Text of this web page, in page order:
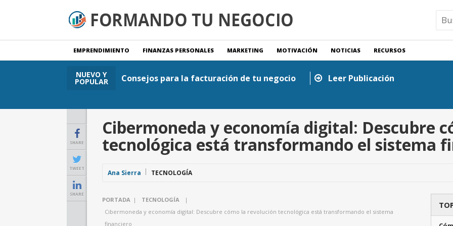
EMPRENDIMIENTO FINANZAS PERSONALES MARKETING MOTIVACIÓN NOTICIAS RECURSOS
NUEVO Y
POPULAR Consejos para la facturación de tu negocio Leer Publicación
SHARE
TWEET
SHARE
Cibermoneda y economía digital: Descubre
tecnológica está transformando el sistema
Ana Sierra TECNOLOGÍA
PORTADA | TECNOLOGÍA
|
Cibermoneda y economía digital: Descubre cómo la revolución tecnológica está transformando el sistema
financiero